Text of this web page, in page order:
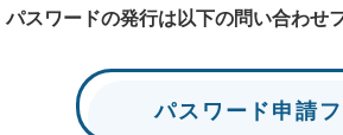
パスワードの発行は以下の問い合わせ
パスワード申請